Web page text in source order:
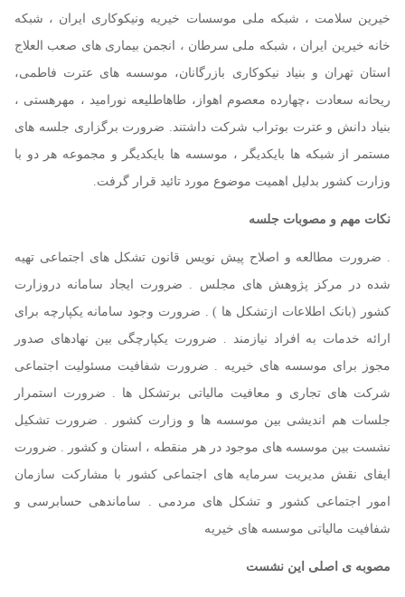
خیرین سلامت ، شبکه ملی موسسات خیریه ونیکوکاری ایران ، شبکه
خانه خیرین ایران ، شبکه ملی سرطان ، انجمن بیماری های صعب العلاج
استان تهران و بنیاد نیکوکاری بازرگانان، موسسه های عترت فاطمی،
ریحانه سعادت ،چهارده معصوم اهواز، طاهاطلیعه نورامید ، مهرهستی ،
بنیاد دانش و عترت بوتراب شرکت داشتند. ضرورت برگزاری جلسه های
مستمر از شبکه ها بایکدیگر ، موسسه ها بایکدیگر و مجموعه هر دو با
وزارت کشور بدلیل اهمیت موضوع مورد تائید قرار گرفت.
نکات مهم و مصوبات جلسه
. ضرورت مطالعه و اصلاح پیش نویس قانون تشکل های اجتماعی تهیه
شده در مرکز پژوهش های مجلس . ضرورت ایجاد سامانه دروزارت
کشور (بانک اطلاعات ازتشکل ها ) . ضرورت وجود سامانه یکپارچه برای
ارائه خدمات به افراد نیازمند . ضرورت یکپارچگی بین نهادهای صدور
مجوز برای موسسه های خیریه . ضرورت شفافیت مسئولیت اجتماعی
شرکت های تجاری و معافیت مالیاتی برتشکل ها . ضرورت استمرار
جلسات هم اندیشی بین موسسه ها و وزارت کشور . ضرورت تشکیل
نشست بین موسسه های موجود در هر منقطه ، استان و کشور . ضرورت
ایفای نقش مدیریت سرمایه های اجتماعی کشور با مشارکت سازمان
امور اجتماعی کشور و تشکل های مردمی . ساماندهی حسابرسی و
شفافیت مالیاتی موسسه های خیریه
مصوبه ی اصلی این نشست